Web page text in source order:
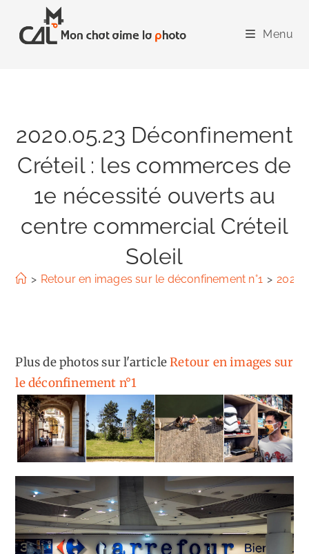
content
Menu
2020.05.23 Déconfinement
Créteil : les commerces de
1e nécessité ouverts au
centre commercial Créteil
Soleil
> Retour en images sur le déconfinement n°1 >
Plus de photos sur l'articleRetour en images sur
le déconfinement n°1